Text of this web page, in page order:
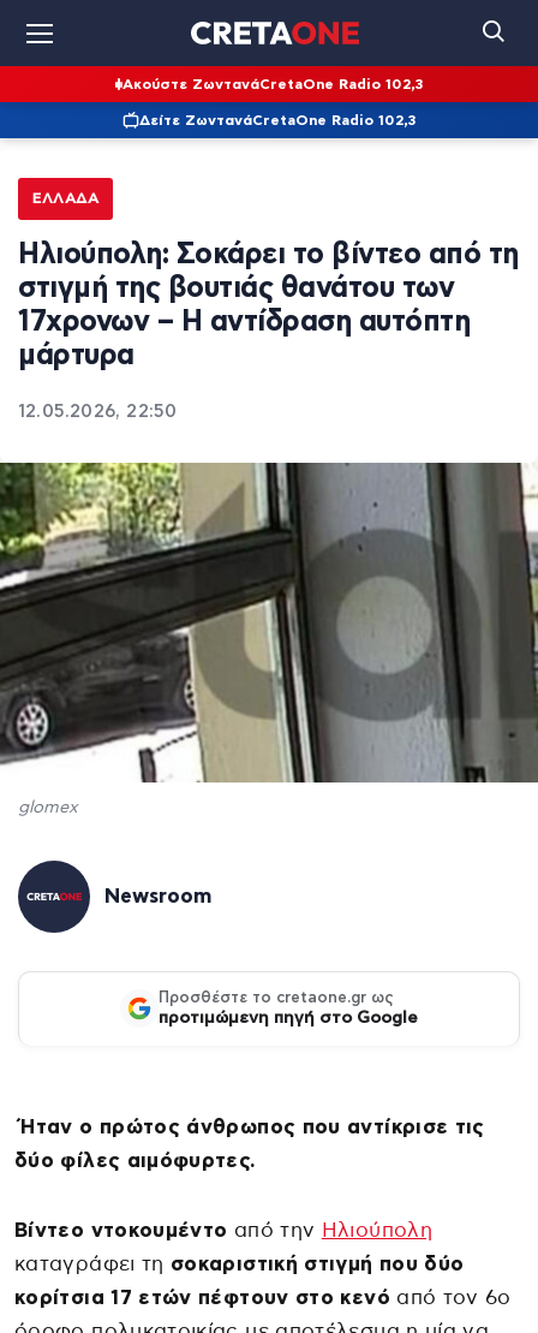
Ακούστε ΖωντανάCretaOne Radio 102,3
Δείτε ΖωντανάCretaOne Radio 102,3
ΕΛΛΆΔΑ
Ηλιούπολη: Σοκάρει το βίντεο από τη
στιγμή της βουτιάς θανάτου των
17χρονων – Η αντίδραση αυτόπτη
μάρτυρα
12.05.2026, 22:50
glomex
Newsroom
Προσθέστε το cretaone.gr ως
προτιμώμενη πηγή στο Google
Ήταν ο πρώτος άνθρωπος που αντίκρισε τις
δύο φίλες αιμόφυρτες.
Βίντεο ντοκουμέντο από την Ηλιούπολη
καταγράφει τη σοκαριστική στιγμή που δύο
κορίτσια 17 ετών πέφτουν στο κενό από τον 6ο